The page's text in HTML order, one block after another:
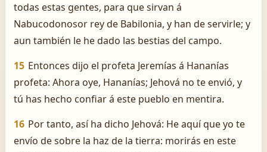
todas estas gentes, para que sirvan á
Nabucodonosor rey de Babilonia, y han de servirle; y
aun también le he dado las bestias del campo.
15 Entonces dijo el profeta Jeremías á Hananías
profeta: Ahora oye, Hananías; Jehová no te envió, y
tú has hecho confiar á este pueblo en mentira.
16 Por tanto, así ha dicho Jehová: He aquí que yo te
envío de sobre la haz de la tierra: morirás en este